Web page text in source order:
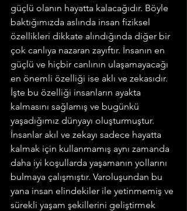
güçlü olanın hayatta kalacağıdır. Böyle
baktığımızda aslında insan fiziksel
özellikleri dikkate alındığında diğer bir
çok canlıya nazaran zayıftır. İnsanın en
güçlü ve hiçbir canlının ulaşamayacağı
en önemli özelliği ise aklı ve zekasıdır.
İşte bu özelliği insanların ayakta
kalmasını sağlamış ve bugünkü
yaşadığımız dünyayı oluşturmuştur.
İnsanlar akıl ve zekayı sadece hayatta
kalmak için kullanmamış aynı zamanda
daha iyi koşullarda yaşamanın yollarını
bulmaya çalışmıştır. Varoluşundan bu
yana insan elindekiler ile yetinmemiş ve
sürekli yaşam şekillerini geliştirmek